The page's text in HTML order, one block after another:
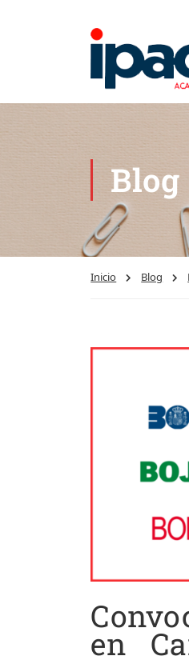
Blog
Inicio Blog
en